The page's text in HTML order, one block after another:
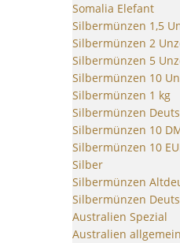
Somalia Elefant
Silbermünzen 1,5
Silbermünzen 2
Silbermünzen 5
Silbermünzen 10
Silbermünzen 1 kg
Silbermünzen
Silbermünzen 10
Silbermünzen 10
Silber
Silbermünzen
Silbermünzen
Australien Spezial
Australien allgemein